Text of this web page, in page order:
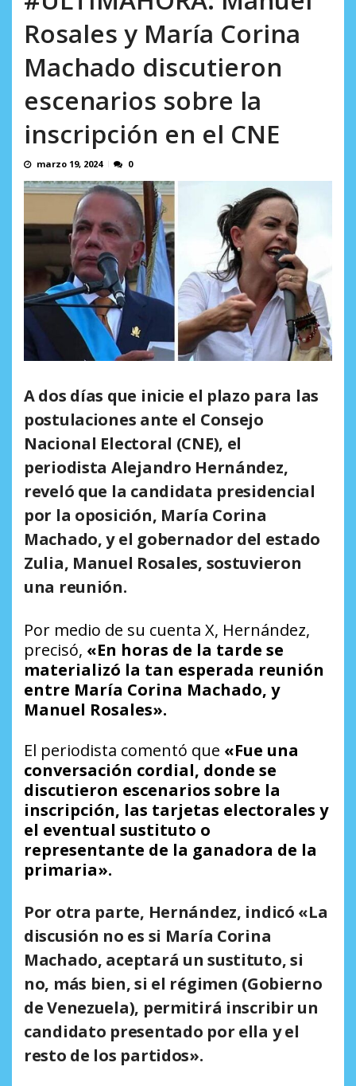
Rosales y María Corina
Machado discutieron
escenarios sobre la
inscripción en el CNE
marzo 19, 2024 0
A dos días que inicie el plazo para las
postulaciones ante el Consejo
Nacional Electoral (CNE), el
periodista Alejandro Hernández,
reveló que la candidata presidencial
por la oposición, María Corina
Machado, y el gobernador del estado
Zulia, Manuel Rosales, sostuvieron
una reunión.
Por medio de su cuenta X, Hernández,
precisó, «En horas de la tarde se
materializó la tan esperada reunión
entre María Corina Machado, y
Manuel Rosales».
El periodista comentó que «Fue una
conversación cordial, donde se
discutieron escenarios sobre la
inscripción, las tarjetas electorales y
el eventual sustituto o
representante de la ganadora de la
primaria».
Por otra parte, Hernández, indicó «La
discusión no es si María Corina
Machado, aceptará un sustituto, si
no, más bien, si el régimen (Gobierno
de Venezuela), permitirá inscribir un
candidato presentado por ella y el
resto de los partidos».